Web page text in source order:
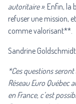
autoritaire ». Enfin, la
refuser une mission,
comme valorisant**.
Sandrine Goldschmidt
*Ces questions
Réseau Euro Québec
en France, c’est